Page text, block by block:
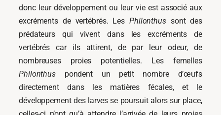
donc leur développement ou leur vie est associé aux
excréments de vertébrés. Les Philonthus sont des
prédateurs qui vivent dans les excréments de
vertébrés car ils attirent, de par leur odeur, de
nombreuses proies potentielles. Les femelles
Philonthus pondent un petit nombre d’œufs
directement dans les matières fécales, et le
développement des larves se poursuit alors sur place,